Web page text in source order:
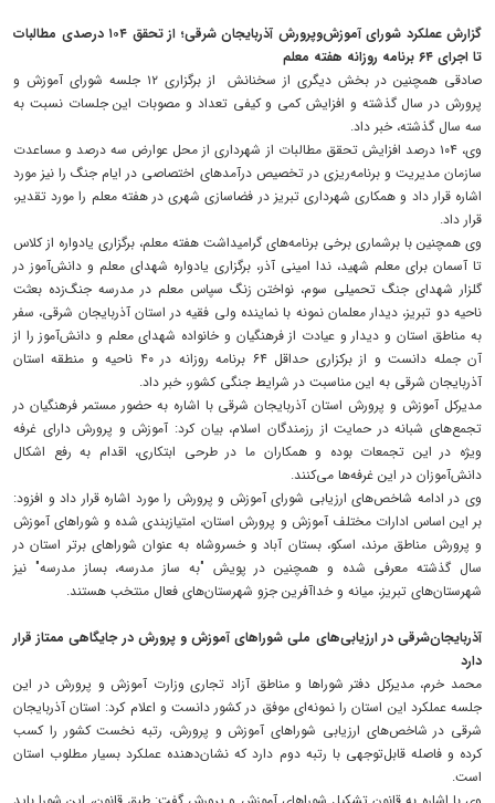
گزارش عملکرد شورای آموزش‌وپرورش آذربایجان شرقی؛ از تحقق ۱۰۴ درصدی مطالبات
تا اجرای ۶۴ برنامه روزانه هفته معلم
صادقی همچنین در بخش دیگری از سخنانش از برگزاری ۱۲ جلسه شورای آموزش و
پرورش در سال گذشته و افزایش کمی و کیفی تعداد و مصوبات این جلسات نسبت به
سه سال گذشته، خبر داد.
وی، ۱۰۴ درصد افزایش تحقق مطالبات از شهرداری از محل عوارض سه درصد و مساعدت
سازمان مدیریت و برنامه‌ریزی در تخصیص درآمدهای اختصاصی در ایام جنگ را نیز مورد
اشاره قرار داد و همکاری شهرداری تبریز در فضاسازی شهری در هفته معلم را مورد تقدیر،
قرار داد.
وی همچنین با برشماری برخی برنامه‌های گرامیداشت هفته معلم، برگزاری یادواره از کلاس
تا آسمان برای معلم شهید، ندا امینی آذر، برگزاری یادواره شهدای معلم و دانش‌آموز در
گلزار شهدای جنگ تحمیلی سوم، نواختن زنگ سپاس معلم در مدرسه جنگ‌زده بعثت
ناحیه دو تبریز، دیدار معلمان نمونه با نماینده ولی فقیه در استان آذربایجان شرقی، سفر
به مناطق استان و دیدار و عیادت از فرهنگیان و خانواده شهدای معلم و دانش‌آموز را از
آن جمله دانست و از برکزاری حداقل ۶۴ برنامه روزانه در ۴۰ ناحیه و منطقه استان
آذربایجان شرقی به این مناسبت در شرایط جنگی کشور، خبر داد.
مدیرکل آموزش و پرورش استان آذربایجان شرقی با اشاره به حضور مستمر فرهنگیان در
تجمع‌های شبانه در حمایت از رزمندگان اسلام، بیان کرد: آموزش و پرورش دارای غرفه
ویژه در این تجمعات بوده و همکاران ما در طرحی ابتکاری، اقدام به رفع اشکال
دانش‌آموزان در این غرفه‌ها می‌کنند.
وی در ادامه شاخص‌های ارزیابی شورای آموزش و پرورش را مورد اشاره قرار داد و افزود:
بر این اساس ادارات مختلف آموزش و پرورش استان، امتیازبندی شده و شوراهای آموزش
و پرورش مناطق مرند، اسکو، بستان آباد و خسروشاه به عنوان شوراهای برتر استان در
سال گذشته معرفی شده و همچنین در پویش "به ساز مدرسه، بساز مدرسه" نیز
شهرستان‌های تبریز، میانه و خداآفرین جزو شهرستان‌های فعال منتخب هستند.
آذربایجان‌شرقی در ارزیابی‌های ملی شوراهای آموزش و پرورش در جایگاهی ممتاز قرار
دارد
محمد خرم، مدیرکل دفتر شوراها و مناطق آزاد تجاری وزارت آموزش و پرورش در این
جلسه عملکرد این استان را نمونه‌ای موفق در کشور دانست و اعلام کرد: استان آذربایجان‌
شرقی در شاخص‌های ارزیابی‌ شوراهای آموزش و پرورش، رتبه نخست کشور را کسب
کرده و فاصله قابل‌توجهی با رتبه دوم دارد که نشان‌دهنده عملکرد بسیار مطلوب استان
است.